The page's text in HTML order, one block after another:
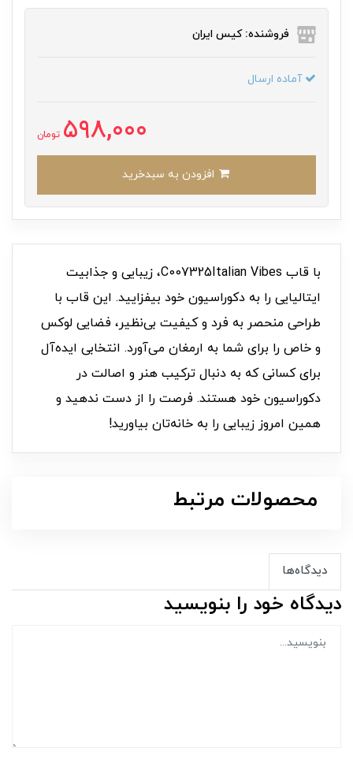
فروشنده: کیس ایران
آماده ارسال
598,000 تومان
با قاب C007325Italian Vibes، زیبایی و جذابیت
ایتالیایی را به دکوراسیون خود بیفزایید. این قاب با
طراحی منحصر به فرد و کیفیت بی‌نظیر، فضایی لوکس
و خاص را برای شما به ارمغان می‌آورد. انتخابی ایده‌آل
برای کسانی که به دنبال ترکیب هنر و اصالت در
دکوراسیون خود هستند. فرصت را از دست ندهید و
همین امروز زیبایی را به خانه‌تان بیاورید!
محصولات مرتبط
دیدگاه‌ها
دیدگاه خود را بنویسید